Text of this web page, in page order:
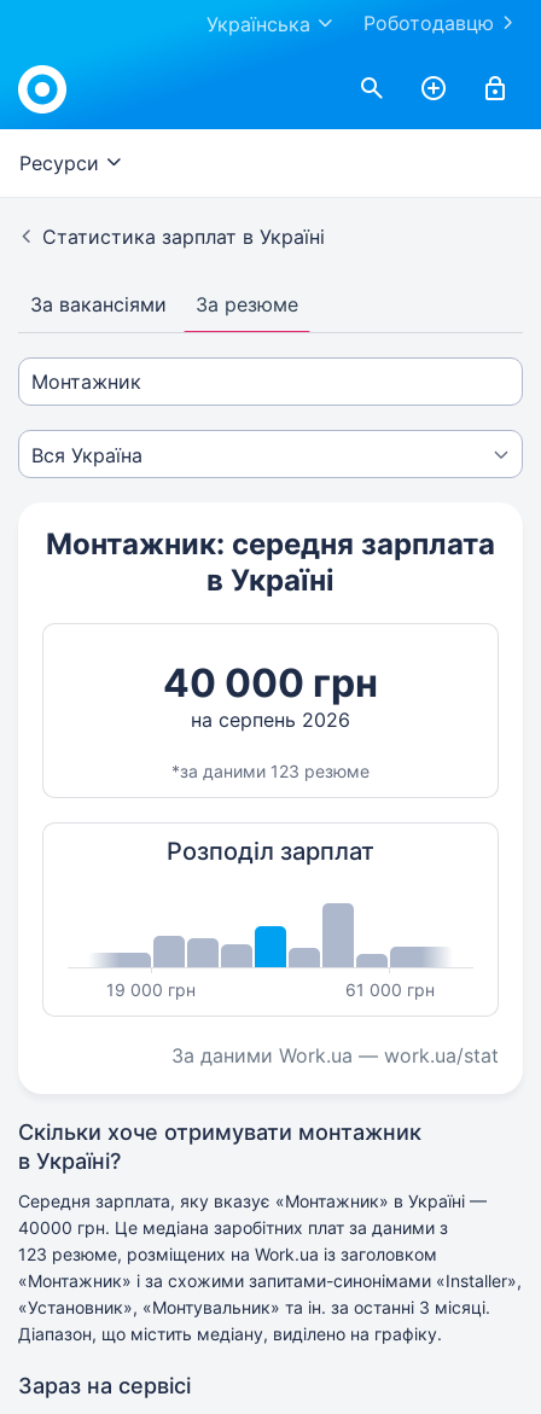
Роботодавцю
Українська
Ресурси
Статистика зарплат в Україні
За вакансіями За резюме
Монтажник: середня зарплата
в Україні
40 000 грн
на серпень 2026
*за даними 123 резюме
Розподіл зарплат
19 000 грн 61 000 грн
За даними Work.ua — work.ua/stat
Скільки хоче отримувати монтажник
в Україні?
Середня зарплата, яку вказує «Монтажник» в Україні —
40000 грн. Це медіана заробітних плат за даними з
123 резюме, розміщених на Work.ua із заголовком
«Монтажник» і за схожими запитами-синонімами «Installer»,
«Установник», «Монтувальник» та ін. за останні 3 місяці.
Діапазон, що містить медіану, виділено на графіку.
Зараз на сервісі